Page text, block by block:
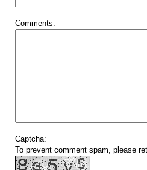
Comments:
Captcha:
To prevent comment spam, please